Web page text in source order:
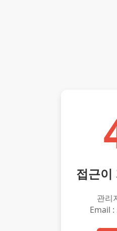
접근이
관리
Email